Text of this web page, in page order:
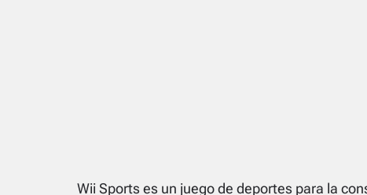
Wii Sports es un juego de deportes para la